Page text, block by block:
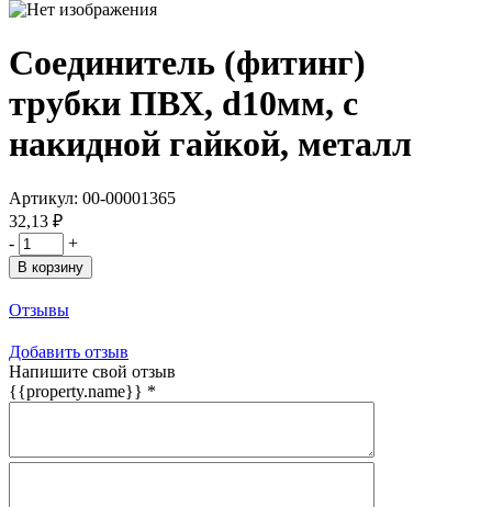
Соединитель (фитинг)
трубки ПВХ, d10мм, с
накидной гайкой, металл
Артикул: 00-00001365
32,13 ₽
-
+
В корзину
Отзывы
Добавить отзыв
Напишите свой отзыв
{{property.name}} *